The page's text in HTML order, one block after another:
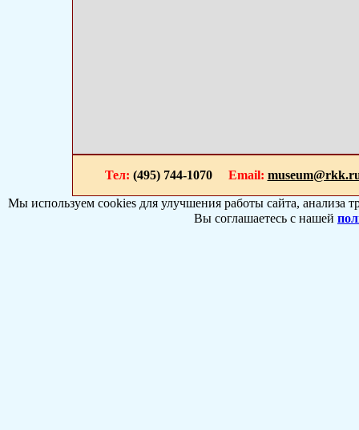
Тел: (495) 744-1070 Email:
Мы используем cookies для улучшения работы сайта, анализа
Вы соглашаетесь с нашей